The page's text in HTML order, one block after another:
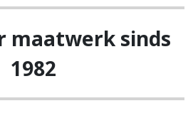
maatwerk sinds
1982